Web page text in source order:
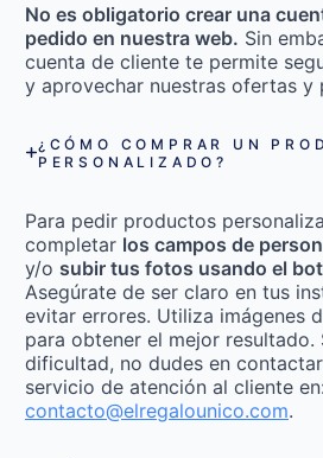
No es obligatorio crear una
pedido en nuestra web. Sin
cuenta de cliente te permite
y aprovechar nuestras ofertas y
¿CÓMO COMPRAR UN
PERSONALIZADO?
Para pedir productos
completar los campos de
y/o subir tus fotos usando el
Asegúrate de ser claro en tus
evitar errores. Utiliza imágenes
para obtener el mejor resultado.
dificultad, no dudes en
servicio de atención al cliente en:
contacto@elregalounico.com.